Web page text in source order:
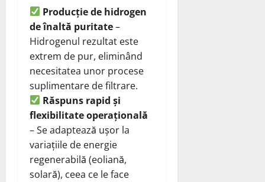
Producție de hidrogen
de înaltă puritate–
Hidrogenul rezultat este
extrem de pur, eliminând
necesitatea unor procese
suplimentare de filtrare.
Răspuns rapid și
flexibilitate operațională
– Se adaptează ușor la
variațiile de energie
regenerabilă (eoliană,
solară), ceea ce le face